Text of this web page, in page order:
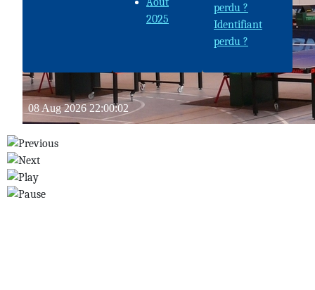
connecter à l’espace
adhérent(e) du
portail du cluben
vous identifiant via
l'espace
page d'accueil.
“Documents”, vous
aurez ainsi accès
2025
perdu ?
Identifiant
perdu ?